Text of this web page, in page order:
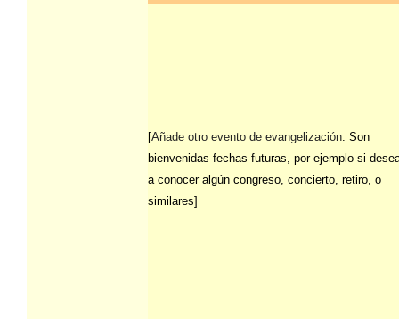
[Añade otro evento de evangelización: Son
bienvenidas fechas futuras, por ejemplo si
a conocer algún congreso, concierto, retiro, o
similares]